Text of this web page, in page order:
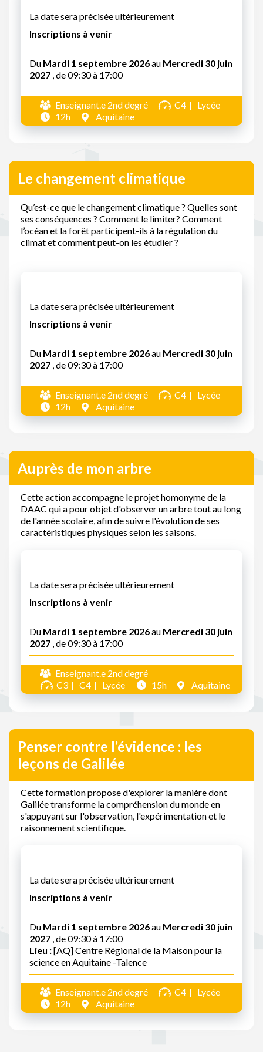
La date sera précisée ultérieurement
Inscriptions à venir
Du Mardi 1 septembre 2026au Mercredi 30 juin
2027 , de 09:30 à 17:00
Enseignant.e 2nd degré C4
Lycée
12h
Aquitaine
Le changement climatique
Qu’est-ce que le changement climatique ? Quelles sont
ses conséquences ? Comment le limiter? Comment
l’océan et la forêt participent-ils à la régulation du
climat et comment peut-on les étudier ?
La date sera précisée ultérieurement
Inscriptions à venir
Du Mardi 1 septembre 2026au Mercredi 30 juin
2027 , de 09:30 à 17:00
Enseignant.e 2nd degré C4
Lycée
12h
Aquitaine
Auprès de mon arbre
Cette action accompagne le projet homonyme de la
DAAC qui a pour objet d'observer un arbre tout au long
de l'année scolaire, afin de suivre l'évolution de ses
caractéristiques physiques selon les saisons.
La date sera précisée ultérieurement
Inscriptions à venir
Du Mardi 1 septembre 2026au Mercredi 30 juin
2027 , de 09:30 à 17:00
Enseignant.e 2nd degré
C3
C4 Lycée 15h Aquitaine
Penser contre l’évidence : les
leçons de Galilée
Cette formation propose d'explorer la manière dont
Galilée transforme la compréhension du monde en
s'appuyant sur l'observation, l'expérimentation et le
raisonnement scientifique.
La date sera précisée ultérieurement
Inscriptions à venir
Du Mardi 1 septembre 2026au Mercredi 30 juin
2027 , de 09:30 à 17:00
Lieu :[AQ] Centre Régional de la Maison pour la
science en Aquitaine -Talence
Enseignant.e 2nd degré C4
Lycée
12h
Aquitaine